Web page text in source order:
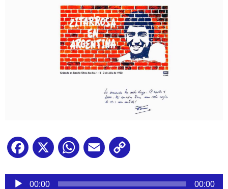
Facebook
X WhatsApp
Email
Reproductor
00:00 00:00